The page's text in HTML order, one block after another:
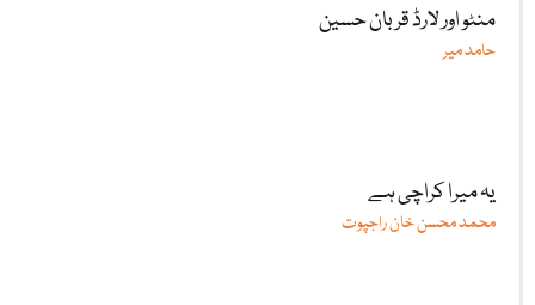
منٹو اور لارڈ قربان حسین
حامد میر
یہ میرا کراچی ہے
محمد محسن خان راجپوت